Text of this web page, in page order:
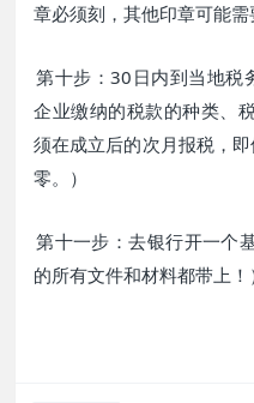
章必须刻，其他印章可能需
第十步：30日内到当地税
企业缴纳的税款的种类、
须在成立后的次月报税，
零。）
第十一步：去银行开一个
的所有文件和材料都带上！